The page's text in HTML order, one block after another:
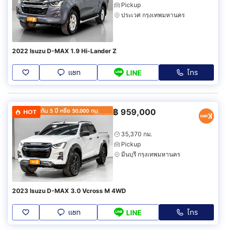
Pickup
ประเวศ กรุงเทพมหานคร
2022 Isuzu D-MAX 1.9 Hi-Lander Z
แชท LINE โทร
HOT ฿ 959,000
35,370 กม.
Pickup
มีนบุรี กรุงเทพมหานคร
2023 Isuzu D-MAX 3.0 Vcross M 4WD
แชท LINE โทร